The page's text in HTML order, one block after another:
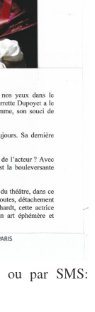
ou par SMS: